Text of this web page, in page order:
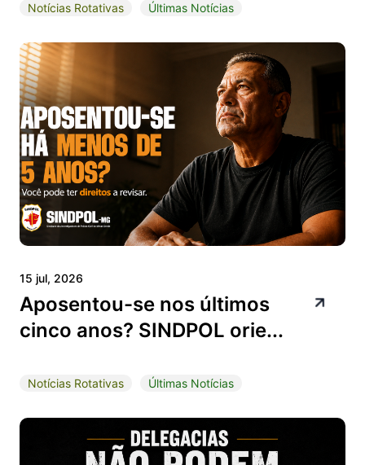
Notícias Rotativas Últimas Notícias
15 jul, 2026
Aposentou-se nos últimos
cinco anos? SINDPOL orie...
Notícias Rotativas Últimas Notícias